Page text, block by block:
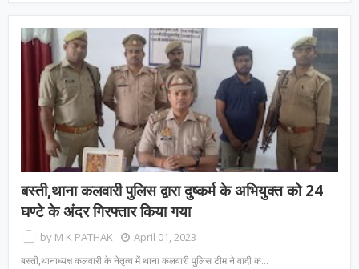
बस्ती,थाना कलवारी पुलिस द्वारा दुष्कर्म के अभियुक्त को 24
घण्टे के अंदर गिरफ्तार किया गया
by M K PATHAK April 01, 2023
बस्ती,थानाध्यक्ष कलवारी के नेतृत्व में थाना कलवारी पुलिस टीम ने वादी क…